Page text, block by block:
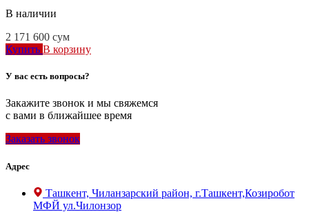
В наличии
2 171 600 сум
Купить В корзину
У вас есть вопросы?
Закажите звонок и мы свяжемся
с вами в ближайшее время
Заказать звонок
Адрес
Ташкент, Чиланзарский район, г.Ташкент,Козиробот
МФЙ ул.Чилонзор